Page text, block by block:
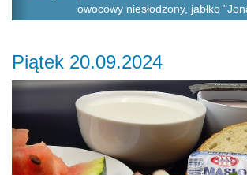
owocowy niesłodzony, jabłko
Piątek 20.09.2024
Previous